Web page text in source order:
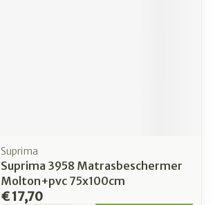
Suprima
Suprima 3958 Matrasbeschermer
Molton+pvc 75x100cm
€ 17,70